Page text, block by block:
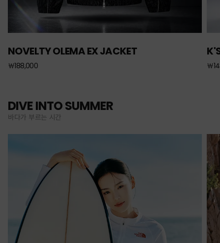
NOVELTY OLEMA EX JACKET
￦188,000 ￦
DIVE INTO SUMMER
바다가 부르는 시간